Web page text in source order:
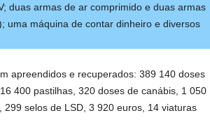
duas armas de ar comprimido e duas armas
uma máquina de contar dinheiro e diversos
apreendidos e recuperados: 389 140 doses
400 pastilhas, 320 doses de canábis, 1 050
selos de LSD, 3 920 euros, 14 viaturas